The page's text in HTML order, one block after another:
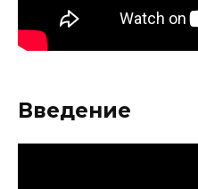
Введение